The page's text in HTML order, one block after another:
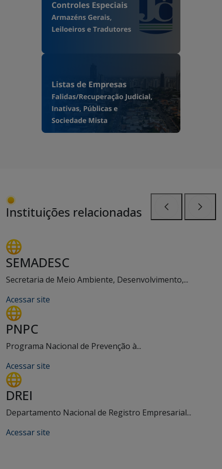
Instituições relacionadas
SEMADESC
Secretaria de Meio Ambiente, Desenvolvimento,...
Acessar site
PNPC
Programa Nacional de Prevenção à...
Acessar site
DREI
Departamento Nacional de Registro Empresarial...
Acessar site